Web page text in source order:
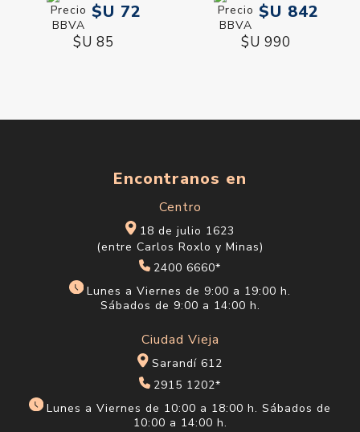
$U 72
$U 85
$U 842
$U 990
Encontranos en
Centro
18 de julio 1623
(entre Carlos Roxlo y Minas)
2400 6660*
Lunes a Viernes de 9:00 a 19:00 h.
Sábados de 9:00 a 14:00 h.
Ciudad Vieja
Sarandí 612
2915 1202*
Lunes a Viernes de 10:00 a 18:00 h. Sábados de
10:00 a 14:00 h.